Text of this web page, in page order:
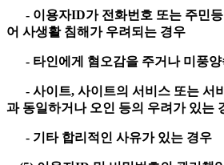
- 이용자ID가 전화번호 또는 주민등
어 사생활 침해가 우려되는 경우
- 타인에게 혐오감을 주거나 미풍양
- 사이트, 사이트의 서비스 또는 서
과 동일하거나 오인 등의 우려가 있는
- 기타 합리적인 사유가 있는 경우